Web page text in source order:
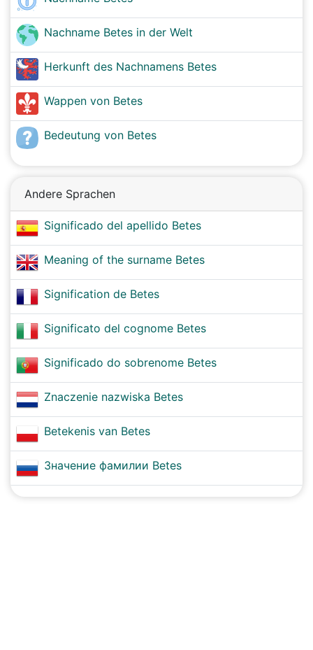
Nachname Betes in der Welt
Herkunft des Nachnamens Betes
Wappen von Betes
Bedeutung von Betes
Andere Sprachen
Significado del apellido Betes
Meaning of the surname Betes
Signification de Betes
Significato del cognome Betes
Significado do sobrenome Betes
Znaczenie nazwiska Betes
Betekenis van Betes
Значение фамилии Betes